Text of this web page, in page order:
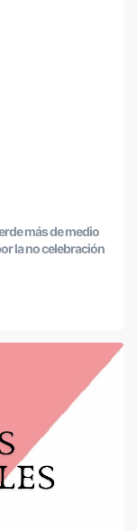
más de medio
la no celebración